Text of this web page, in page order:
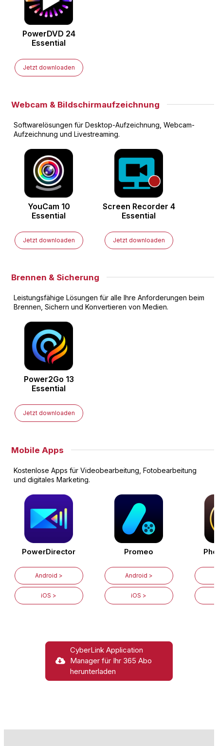
PowerDVD 24
Essential
Jetzt downloaden
Webcam & Bildschirmaufzeichnung
Softwarelösungen für Desktop-Aufzeichnung, Webcam-
Aufzeichnung und Livestreaming.
YouCam 10
Essential
Jetzt downloaden
Screen Recorder 4
Essential
Jetzt downloaden
Brennen & Sicherung
Leistungsfähige Lösungen für alle Ihre Anforderungen beim
Brennen, Sichern und Konvertieren von Medien.
Power2Go 13
Essential
Jetzt downloaden
Mobile Apps
Kostenlose Apps für Videobearbeitung, Fotobearbeitung
und digitales Marketing.
PowerDirector
Android >
iOS >
Promeo
Android >
iOS >
CyberLink Application
Manager für Ihr 365 Abo
herunterladen